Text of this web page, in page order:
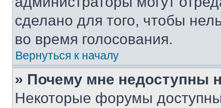
сделано для того, чтобы
во время голосования.
Вернуться к началу
» Почему мне недоступны
Некоторые форумы